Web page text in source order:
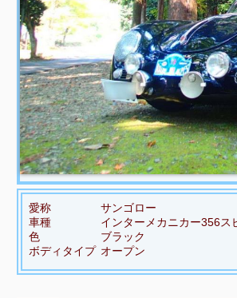
愛称
サンゴロー
車種
インターメカニカー356ス
色
ブラック
ボディタイプ オープン